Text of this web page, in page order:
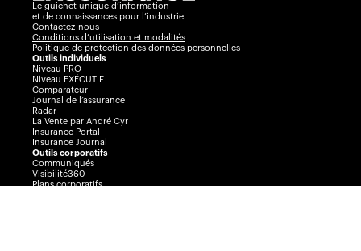
Le guichet unique d’information
et de connaissances pour l’industrie
Contactez-nous
Conditions d’utilisation et modalités
Politique de protection des données personnelles
Outils individuels
Niveau PRO
Niveau EXÉCUTIF
Comparateur
Journal de l’assurance
Radar
La Vente par André Cyr
Insurance Portal
Insurance Journal
Outils corporatifs
Communiqués
Visibilité360
Plans corporatifs